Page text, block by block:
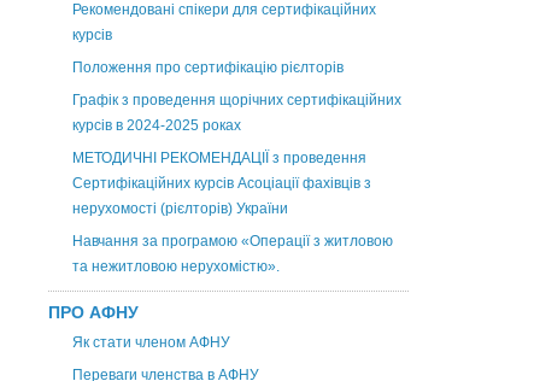
Рекомендовані спікери для сертифікаційних
курсів
Положення про сертифікацію рієлторів
Графік з проведення щорічних сертифікаційних
курсів в 2024-2025 роках
МЕТОДИЧНІ РЕКОМЕНДАЦІЇ з проведення
Сертифікаційних курсів Асоціації фахівців з
нерухомості (рієлторів) України
Навчання за програмою «Операції з житловою
та нежитловою нерухомістю».
ПРО АФНУ
Як стати членом АФНУ
Переваги членства в АФНУ